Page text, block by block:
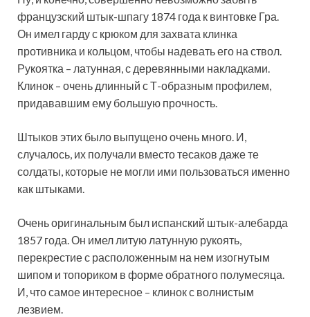
французский штык-шпагу 1874 года к винтовке Гра.
Он имел гарду с крюком для захвата клинка
противника и кольцом, чтобы надевать его на ствол.
Рукоятка – латунная, с деревянными накладками.
Клинок – очень длинный с Т-образным профилем,
придававшим ему большую прочность.
Штыков этих было выпущено очень много. И,
случалось, их получали вместо тесаков даже те
солдаты, которые не могли ими пользоваться именно
как штыками.
Очень оригинальным был испанский штык-алебарда
1857 года. Он имел литую латунную рукоять,
перекрестие с расположенным на нем изогнутым
шипом и топориком в форме обратного полумесяца.
И, что самое интересное – клинок с волнистым
лезвием.